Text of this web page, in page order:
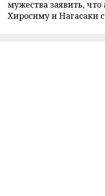
мужества заявить,
Хиросиму и Нагасаки